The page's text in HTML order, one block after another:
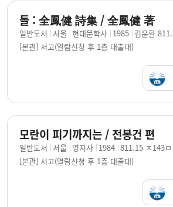
돌 : 全鳳健 詩集 / 全鳳健 著
일반도서 서울 현대문학사 1985 김윤환
[본관] 서고(열람신청 후 1층 대출대)
모란이 피기까지는 / 전봉건 편
일반도서 서울 명지사 1984 811.15 ㅈ143ㅁ
[본관] 서고(열람신청 후 1층 대출대)